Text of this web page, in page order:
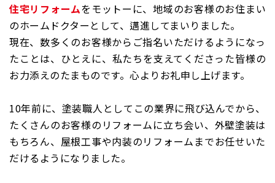
住宅リフォームをモットーに、地域のお客様のお住まい
のホームドクターとして、邁進してまいりました。
現在、数多くのお客様からご指名いただけるようになっ
たことは、ひとえに、私たちを支えてくださった皆様の
お力添えのたまものです。心よりお礼申し上げます。
10年前に、塗装職人としてこの業界に飛び込んでから、
たくさんのお客様のリフォームに立ち会い、外壁塗装は
もちろん、屋根工事や内装のリフォームまでお任せいた
だけるようになりました。